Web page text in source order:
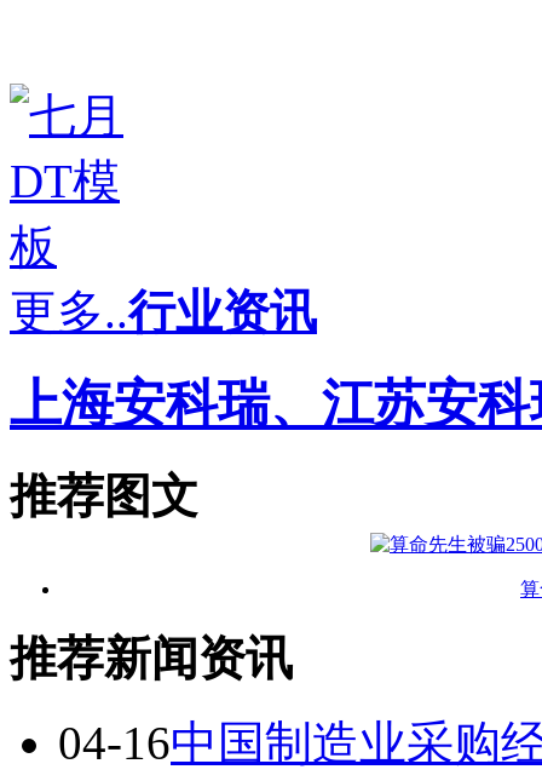
更多..行业资讯
上海安科瑞、江苏安
推荐图文
推荐新闻资讯
04-16中国制造业采购